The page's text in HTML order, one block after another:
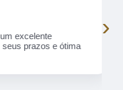
excelente
prazos e ótima
›